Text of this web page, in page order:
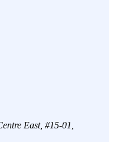
East, #15-01,